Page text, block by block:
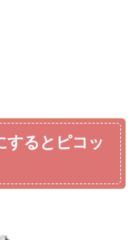
するとピコッ